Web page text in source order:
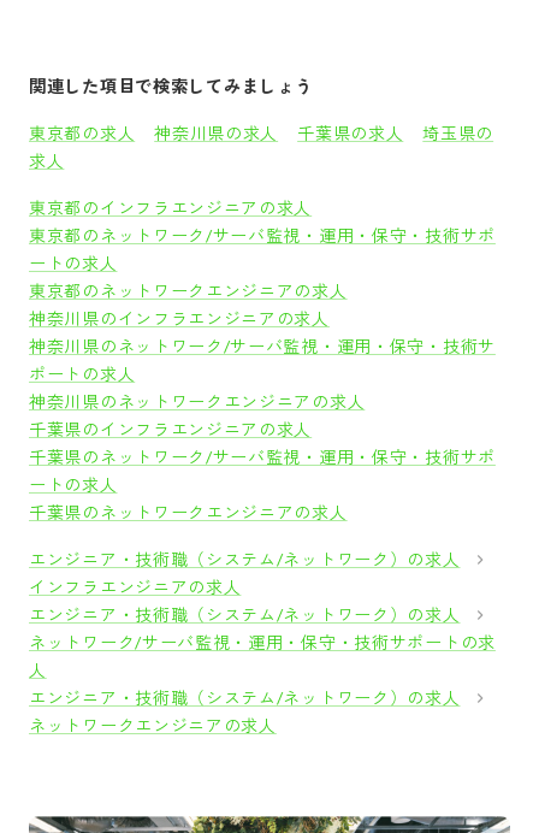
関連した項目で検索してみましょう
東京都の求人 神奈川県の求人 千葉県の求人
埼玉県の
求人
東京都のインフラエンジニアの求人
東京都のネットワーク/サーバ監視・運用・保守・技術サポ
ートの求人
東京都のネットワークエンジニアの求人
神奈川県のインフラエンジニアの求人
神奈川県のネットワーク/サーバ監視・運用・保守・技術サ
ポートの求人
神奈川県のネットワークエンジニアの求人
千葉県のインフラエンジニアの求人
千葉県のネットワーク/サーバ監視・運用・保守・技術サポ
ートの求人
千葉県のネットワークエンジニアの求人
エンジニア・技術職（システム/ネットワーク）の求人
インフラエンジニアの求人
エンジニア・技術職（システム/ネットワーク）の求人
ネットワーク/サーバ監視・運用・保守・技術サポートの求
人
エンジニア・技術職（システム/ネットワーク）の求人
ネットワークエンジニアの求人